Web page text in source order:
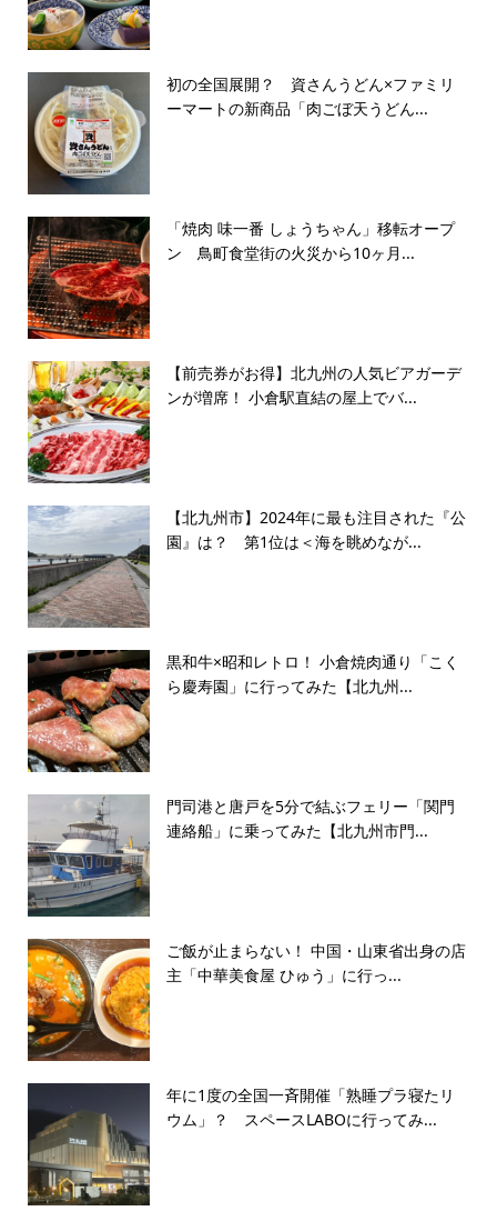
初の全国展開？ 資さんうどん×ファミリ
ーマートの新商品「肉ごぼ天うどん...
「焼肉 味一番 しょうちゃん」移転オープ
ン 鳥町食堂街の火災から10ヶ月...
【前売券がお得】北九州の人気ビアガーデ
ンが増席！ 小倉駅直結の屋上でバ...
【北九州市】2024年に最も注目された『公
園』は？ 第1位は＜海を眺めなが...
黒和牛×昭和レトロ！ 小倉焼肉通り「こく
ら慶寿園」に行ってみた【北九州...
門司港と唐戸を5分で結ぶフェリー「関門
連絡船」に乗ってみた【北九州市門...
ご飯が止まらない！ 中国・山東省出身の店
主「中華美食屋 ひゅう」に行っ...
年に1度の全国一斉開催「熟睡プラ寝たリ
ウム」？ スペースLABOに行ってみ...